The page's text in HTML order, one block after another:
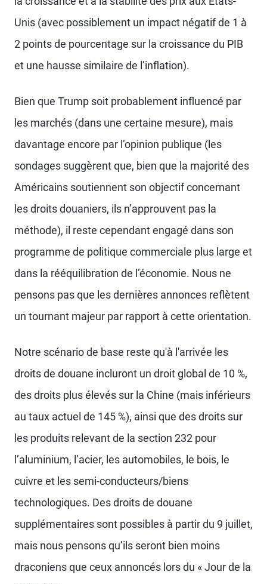
Unis (avec possiblement un impact négatif de 1 à
2 points de pourcentage sur la croissance du PIB
et une hausse similaire de l’inflation).
Bien que Trump soit probablement influencé par
les marchés (dans une certaine mesure), mais
davantage encore par l’opinion publique (les
sondages suggèrent que, bien que la majorité des
Américains soutiennent son objectif concernant
les droits douaniers, ils n’approuvent pas la
méthode), il reste cependant engagé dans son
programme de politique commerciale plus large et
dans la rééquilibration de l’économie. Nous ne
pensons pas que les dernières annonces reflètent
un tournant majeur par rapport à cette orientation.
Notre scénario de base reste qu'à l'arrivée les
droits de douane incluront un droit global de 10 %,
des droits plus élevés sur la Chine (mais inférieurs
au taux actuel de 145 %), ainsi que des droits sur
les produits relevant de la section 232 pour
l’aluminium, l’acier, les automobiles, le bois, le
cuivre et les semi-conducteurs/biens
technologiques. Des droits de douane
supplémentaires sont possibles à partir du 9 juillet,
mais nous pensons qu’ils seront bien moins
draconiens que ceux annoncés lors du « Jour de la